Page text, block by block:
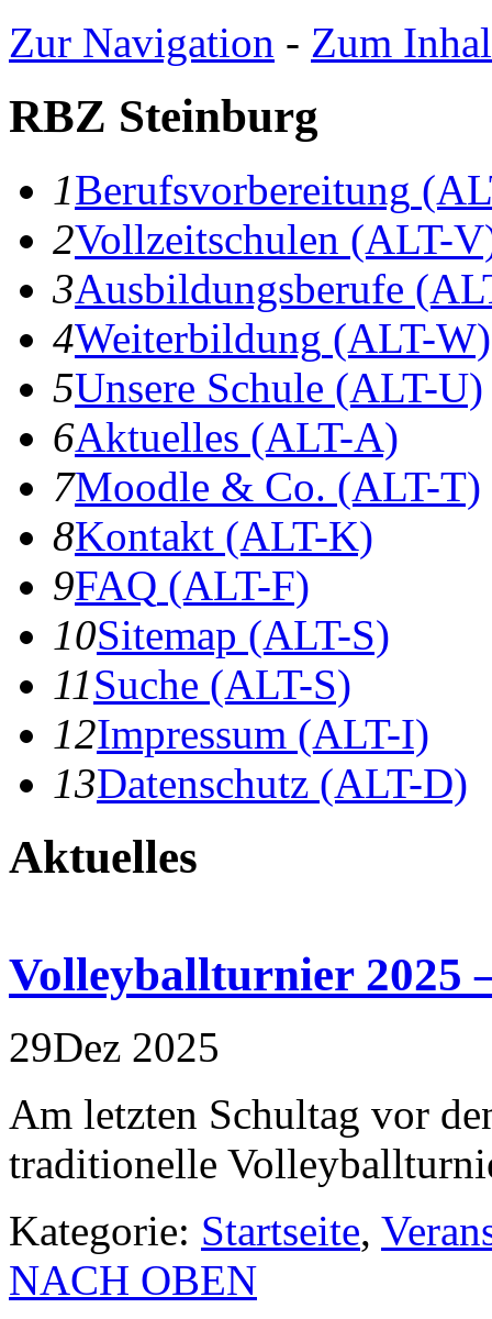
Zur Navigation - Zum
RBZ Steinburg
1Berufsvorbereitung
2Vollzeitschulen (ALT-
3Ausbildungsberufe
4Weiterbildung (ALT-W)
5Unsere Schule (ALT-U)
6Aktuelles (ALT-A)
7Moodle & Co. (ALT-T)
8Kontakt (ALT-K)
9FAQ (ALT-F)
10Sitemap (ALT-S)
11Suche (ALT-S)
12Impressum (ALT-I)
13Datenschutz (ALT-D)
Aktuelles
Volleyballturnier 2025
29Dez 2025
Am letzten Schultag vor
traditionelle
Kategorie: Startseite,
NACH OBEN